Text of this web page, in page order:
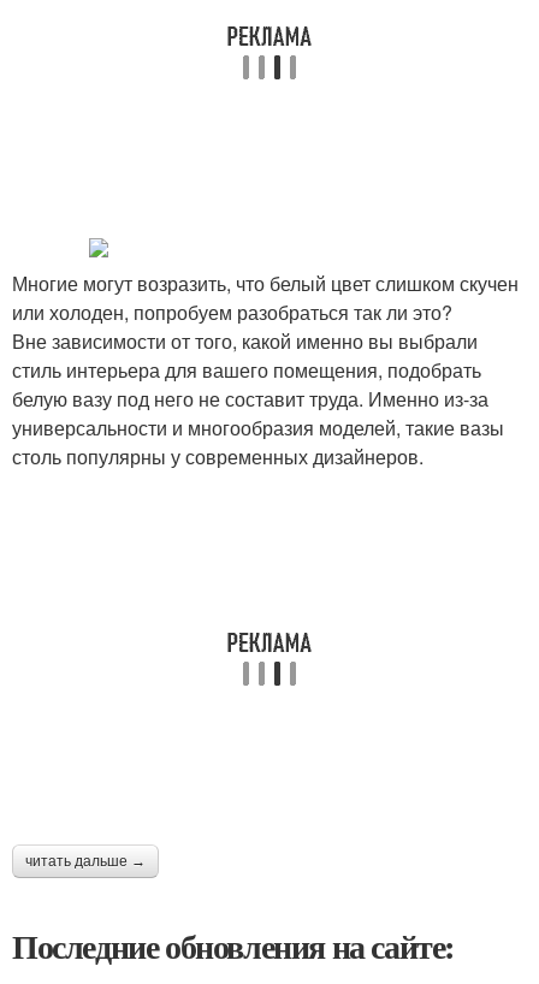
Многие могут возразить, что белый цвет слишком скучен
или холоден, попробуем разобраться так ли это?
Вне зависимости от того, какой именно вы выбрали
стиль интерьера для вашего помещения, подобрать
белую вазу под него не составит труда. Именно из-за
универсальности и многообразия моделей, такие вазы
столь популярны у современных дизайнеров.
читать дальше →
Последние обновления на сайте: